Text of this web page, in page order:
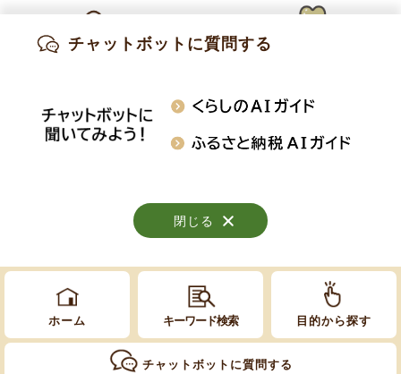
Fax:
026-247-3113
ホーム キーワード検索 目的から探す
チャットボットに質問する
知りたい情報を検索
閉じる
閉じる
チャットボットに質問する
閉じる